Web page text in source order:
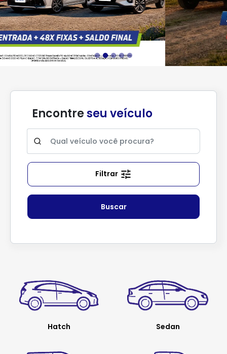
Encontreseu veículo
Filtrar
Buscar
Hatch Sedan